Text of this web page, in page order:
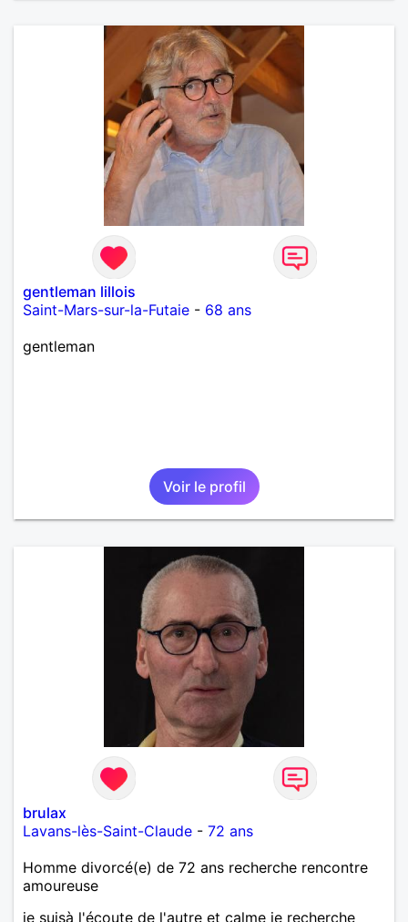
gentleman lillois
Saint-Mars-sur-la-Futaie - 68 ans
gentleman
Voir le profil
brulax
Lavans-lès-Saint-Claude - 72 ans
Homme divorcé(e) de 72 ans recherche rencontre
amoureuse
je suisà l'écoute de l'autre et calme je recherche